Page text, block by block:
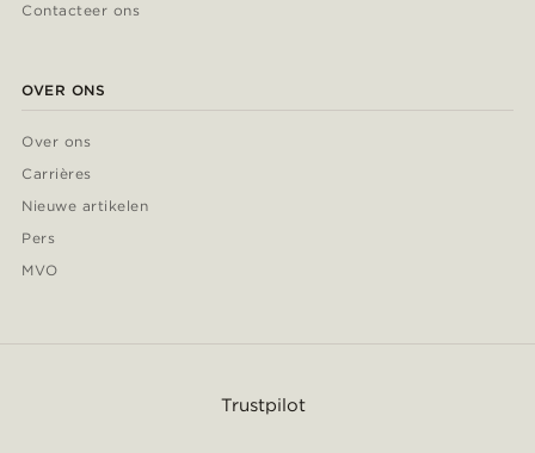
Contacteer ons
OVER ONS
Over ons
Carrières
Nieuwe artikelen
Pers
MVO
Trustpilot